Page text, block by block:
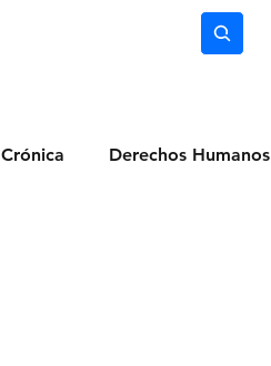
Crónica Derechos Humanos